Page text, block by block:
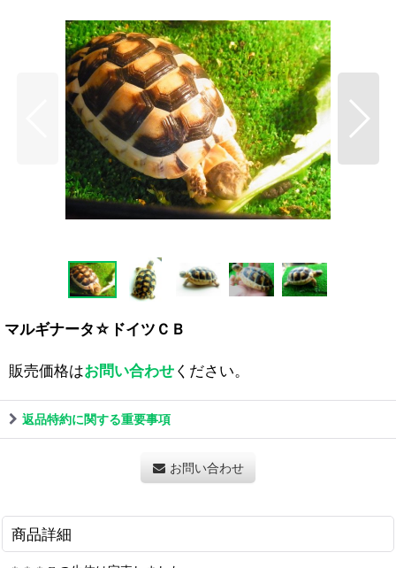
マルギナータ☆ドイツＣＢ
販売価格はお問い合わせください。
返品特約に関する重要事項
お問い合わせ
商品詳細